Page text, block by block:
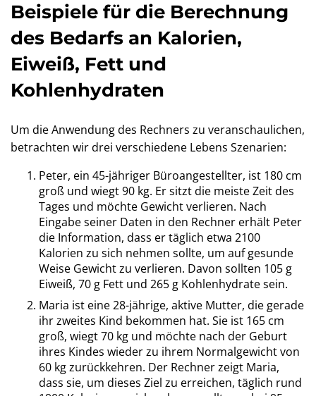
Beispiele für die Berechnung
des Bedarfs an Kalorien,
Eiweiß, Fett und
Kohlenhydraten
Um die Anwendung des Rechners zu veranschaulichen,
betrachten wir drei verschiedene Lebens Szenarien:
Peter, ein 45-jähriger Büroangestellter, ist 180 cm
groß und wiegt 90 kg. Er sitzt die meiste Zeit des
Tages und möchte Gewicht verlieren. Nach
Eingabe seiner Daten in den Rechner erhält Peter
die Information, dass er täglich etwa 2100
Kalorien zu sich nehmen sollte, um auf gesunde
Weise Gewicht zu verlieren. Davon sollten 105 g
Eiweiß, 70 g Fett und 265 g Kohlenhydrate sein.
Maria ist eine 28-jährige, aktive Mutter, die gerade
ihr zweites Kind bekommen hat. Sie ist 165 cm
groß, wiegt 70 kg und möchte nach der Geburt
ihres Kindes wieder zu ihrem Normalgewicht von
60 kg zurückkehren. Der Rechner zeigt Maria,
dass sie, um dieses Ziel zu erreichen, täglich rund